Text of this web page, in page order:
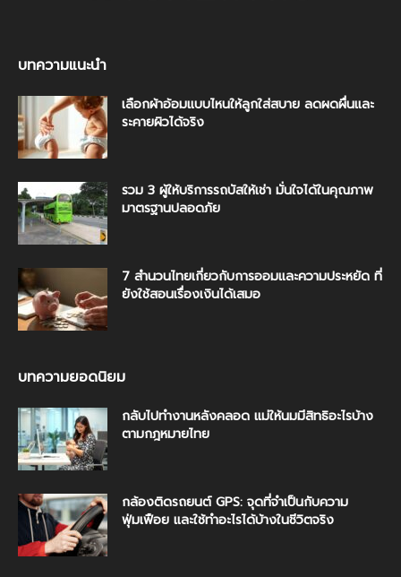
บทความแนะนำ
เลือกผ้าอ้อมแบบไหนให้ลูกใส่สบาย ลดผดผื่นและ
ระคายผิวได้จริง
รวม 3 ผู้ให้บริการรถบัสให้เช่า มั่นใจได้ในคุณภาพ
มาตรฐานปลอดภัย
7 สำนวนไทยเกี่ยวกับการออมและความประหยัด ที่
ยังใช้สอนเรื่องเงินได้เสมอ
บทความยอดนิยม
กลับไปทำงานหลังคลอด แม่ให้นมมีสิทธิอะไรบ้าง
ตามกฎหมายไทย
กล้องติดรถยนต์ GPS: จุดที่จำเป็นกับความ
ฟุ่มเฟือย และใช้ทำอะไรได้บ้างในชีวิตจริง